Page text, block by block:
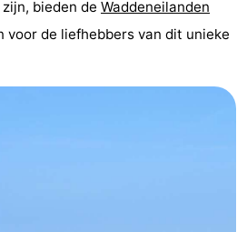
bieden de Waddeneilanden
voor de liefhebbers van dit unieke